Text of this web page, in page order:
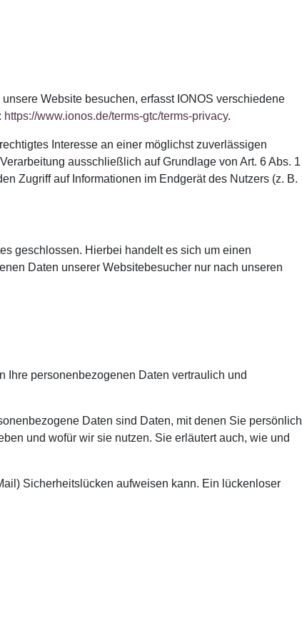
Website besuchen, erfasst IONOS verschiedene
https://www.ionos.de/terms-gtc/terms-privacy.
Interesse an einer möglichst zuverlässigen
ausschließlich auf Grundlage von Art. 6 Abs. 1
Zugriff auf Informationen im Endgerät des Nutzers (z. B.
geschlossen. Hierbei handelt es sich um einen
Daten unserer Websitebesucher nur nach unseren
Ihre personenbezogenen Daten vertraulich und
Daten sind Daten, mit denen Sie persönlich
und wofür wir sie nutzen. Sie erläutert auch, wie und
Sicherheitslücken aufweisen kann. Ein lückenloser